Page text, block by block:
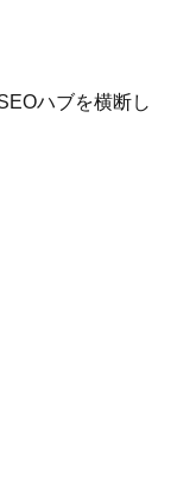
ハブを横断し